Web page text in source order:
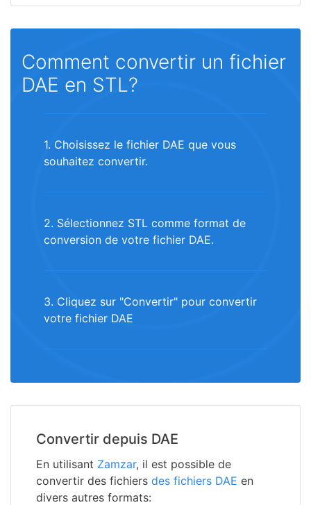
Comment convertir un fichier
DAE en STL?
1. Choisissez le fichier DAE que vous
souhaitez convertir.
2. Sélectionnez STL comme format de
conversion de votre fichier DAE.
3. Cliquez sur "Convertir" pour convertir
votre fichier DAE
Convertir depuis DAE
En utilisant Zamzar, il est possible de
convertir des fichiers des fichiers DAE en
divers autres formats: